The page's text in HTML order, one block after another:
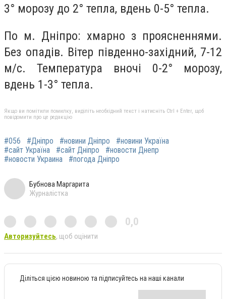
3° морозу до 2° тепла, вдень 0-5° тепла.
По м. Дніпро: хмарно з проясненнями.
Без опадів. Вітер південно-західний, 7-12
м/с. Температура вночі 0-2° морозу,
вдень 1-3° тепла.
Якщо ви помітили помилку, виділіть необхідний текст і натисніть Ctrl + Enter, щоб
повідомити про це редакцію
#056 #Дніпро #новини Дніпро
#новини Україна
#сайт Україна
#сайт Дніпро
#новости Днепр
#новости Украина
#погода Дніпро
Бубнова Маргарита
Журналістка
0,0
Авторизуйтесь, щоб оцінити
Діліться цією новиною та підписуйтесь на наші канали